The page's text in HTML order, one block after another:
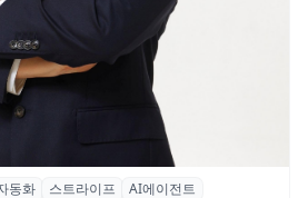
동화 스트라이프
AI에이전트